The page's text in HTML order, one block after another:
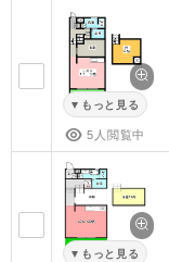
もっと見る
5人閲覧中
もっと見る